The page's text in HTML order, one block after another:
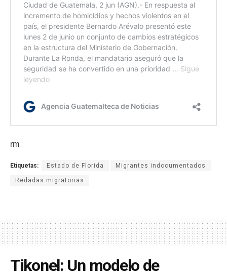
rm
Etiquetas: Estado de Florida Migrantes indocumentados
Redadas migratorias
Tikonel: Un modelo de